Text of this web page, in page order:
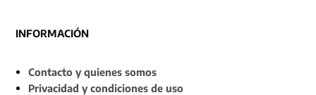
INFORMACIÓN
Contacto y quienes somos
Privacidad y condiciones de uso